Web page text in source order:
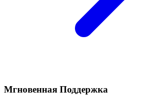
Мгновенная Поддержка